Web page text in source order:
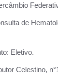
de
Eletivo.
Celestino,